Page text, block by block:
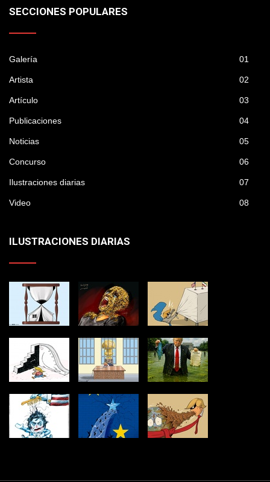
SECCIONES POPULARES
Galería 01
Artista 02
Artículo 03
Publicaciones 04
Noticias 05
Concurso 06
Ilustraciones diarias 07
Video 08
ILUSTRACIONES DIARIAS